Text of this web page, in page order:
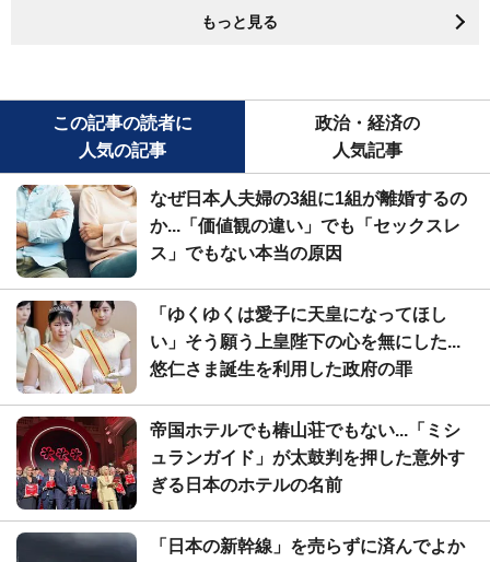
もっと見る
この記事の読者に
人気の記事
政治・経済の
人気記事
なぜ日本人夫婦の3組に1組が離婚するの
か...「価値観の違い」でも「セックスレ
ス」でもない本当の原因
「ゆくゆくは愛子に天皇になってほし
い」そう願う上皇陛下の心を無にした...
悠仁さま誕生を利用した政府の罪
帝国ホテルでも椿山荘でもない...「ミシ
ュランガイド」が太鼓判を押した意外す
ぎる日本のホテルの名前
「日本の新幹線」を売らずに済んでよか